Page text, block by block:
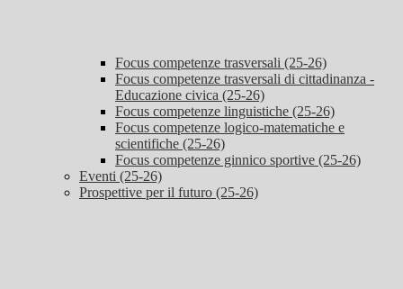
Focus competenze trasversali (25-26)
Focus competenze trasversali di cittadinanza -
Educazione civica (25-26)
Focus competenze linguistiche (25-26)
Focus competenze logico-matematiche e
scientifiche (25-26)
Focus competenze ginnico sportive (25-26)
Eventi (25-26)
Prospettive per il futuro (25-26)